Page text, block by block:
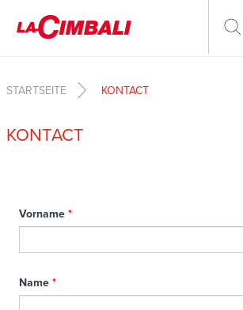
STARTSEITE KONTACT
KONTACT
Vorname *
Name *